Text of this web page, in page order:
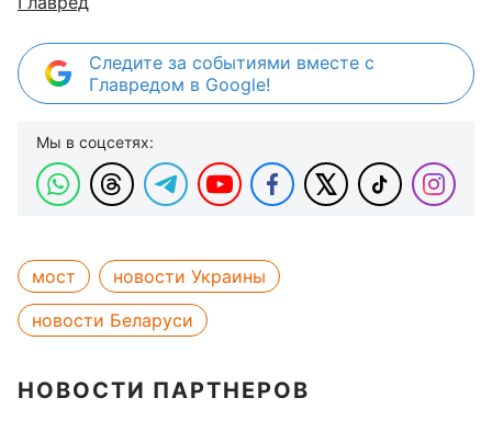
Следите за событиями вместе с
Главредом в Google!
Мы в соцсетях:
мост
новости Украины
новости Беларуси
НОВОСТИ ПАРТНЕРОВ